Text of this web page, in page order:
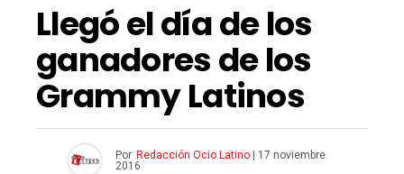
Llegó el día de los
ganadores de los
Grammy Latinos
Por Redacción Ocio Latino
17 noviembre
2016